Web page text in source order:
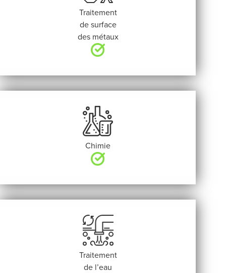
Traitement
de surface
des métaux
Chimie
Traitement
de l’eau